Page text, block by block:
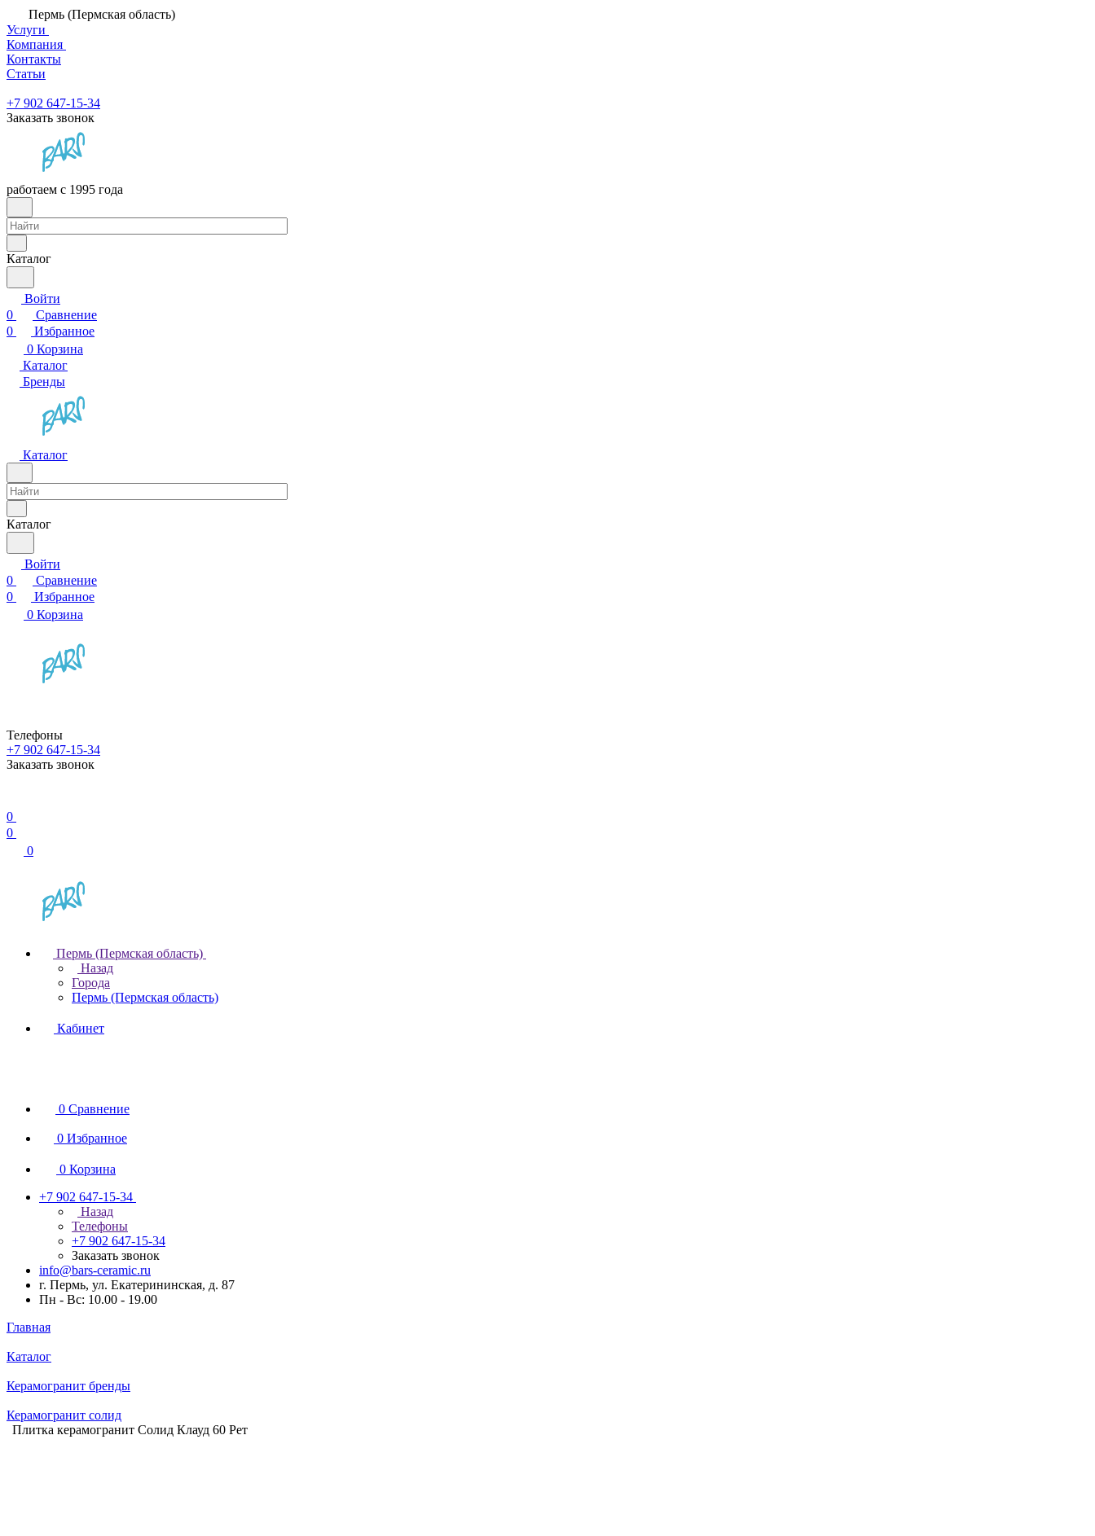
Пермь (Пермская область)
Услуги
Компания
Контакты
Статьи
+7 902 647-15-34
Заказать звонок
работаем с 1995 года
Каталог
Войти
0
Сравнение
0
Избранное
0 Корзина
Каталог
Бренды
Каталог
Каталог
Войти
0
Сравнение
0
Избранное
0 Корзина
Телефоны
+7 902 647-15-34
Заказать звонок
0
0
0
Пермь (Пермская область)
Назад
Города
Пермь (Пермская область)
Кабинет
0 Сравнение
0 Избранное
0 Корзина
+7 902 647-15-34
Назад
Телефоны
+7 902 647-15-34
Заказать звонок
info@bars-ceramic.ru
г. Пермь, ул. Екатерининская, д. 87
Пн - Вс: 10.00 - 19.00
Главная
Каталог
Керамогранит бренды
Керамогранит солид
Плитка керамогранит Солид Клауд 60 Рет